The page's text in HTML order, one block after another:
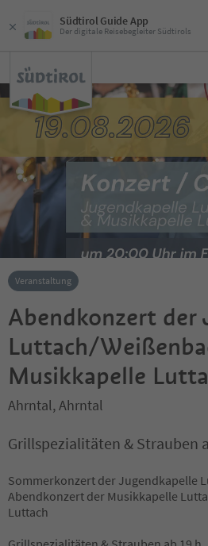
Südtirol Guide App
Der digitale Reisebegleiter Südtirols
Veranstaltung
Abendkonzert der
Luttach/
Musikkapelle
Ahrntal, Ahrntal
Grillspezialitäten & Strauben
Sommerkonzert der Jugendkapelle
Abendkonzert der Musikkapelle
Luttach